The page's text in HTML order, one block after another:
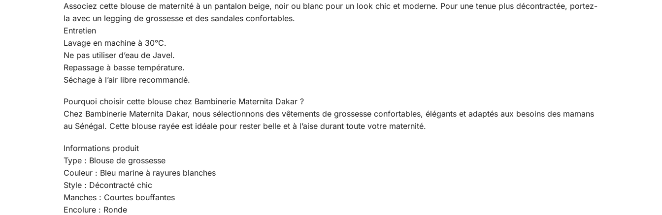
Associez cette blouse de maternité à un pantalon beige, noir ou blanc pour un look chic et moderne. Pour une tenue plus décontractée, portez-
la avec un legging de grossesse et des sandales confortables.
Entretien
Lavage en machine à 30°C.
Ne pas utiliser d’eau de Javel.
Repassage à basse température.
Séchage à l’air libre recommandé.
Pourquoi choisir cette blouse chez Bambinerie Maternita Dakar ?
Chez Bambinerie Maternita Dakar, nous sélectionnons des vêtements de grossesse confortables, élégants et adaptés aux besoins des mamans
au Sénégal. Cette blouse rayée est idéale pour rester belle et à l’aise durant toute votre maternité.
Informations produit
Type : Blouse de grossesse
Couleur : Bleu marine à rayures blanches
Style : Décontracté chic
Manches : Courtes bouffantes
Encolure : Ronde